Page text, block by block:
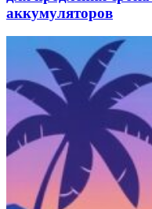
аккумуляторов